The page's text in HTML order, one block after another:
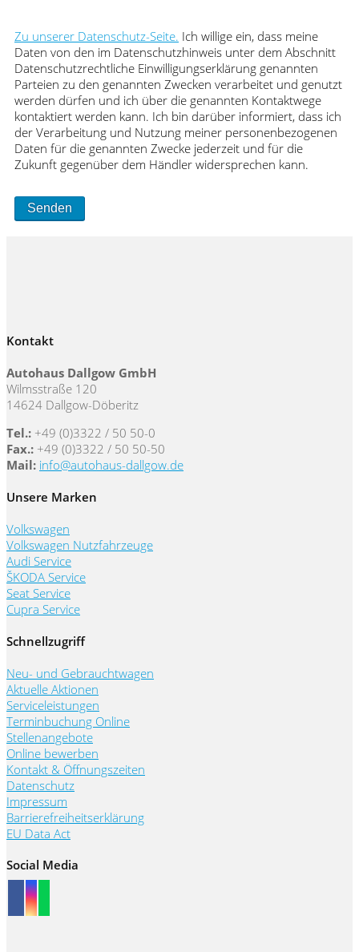
Zu unserer Datenschutz-Seite. Ich willige ein, dass meine
Daten von den im Datenschutzhinweis unter dem Abschnitt
Datenschutzrechtliche Einwilligungserklärung genannten
Parteien zu den genannten Zwecken verarbeitet und genutzt
werden dürfen und ich über die genannten Kontaktwege
kontaktiert werden kann. Ich bin darüber informiert, dass ich
der Verarbeitung und Nutzung meiner personenbezogenen
Daten für die genannten Zwecke jederzeit und für die
Zukunft gegenüber dem Händler widersprechen kann.
Kontakt
Autohaus Dallgow GmbH
Wilmsstraße 120
14624 Dallgow-Döberitz
Tel.: +49 (0)3322 / 50 50-0
Fax.: +49 (0)3322 / 50 50-50
Mail: info@autohaus-dallgow.de
Unsere Marken
Volkswagen
Volkswagen Nutzfahrzeuge
Audi Service
ŠKODA Service
Seat Service
Cupra Service
Schnellzugriff
Neu- und Gebrauchtwagen
Aktuelle Aktionen
Serviceleistungen
Terminbuchung Online
Stellenangebote
Online bewerben
Kontakt & Öffnungszeiten
Datenschutz
Impressum
Barrierefreiheitserklärung
EU Data Act
Social Media